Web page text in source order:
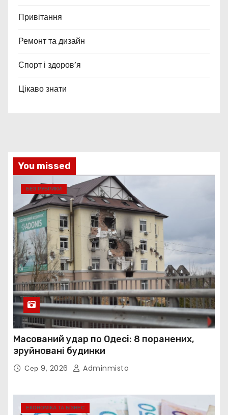
Привітання
Ремонт та дизайн
Спорт і здоров’я
Цікаво знати
You missed
БЕЗ РУБРИКИ
Масований удар по Одесі: 8 поранених,
зруйновані будинки
Сер 9, 2026 Adminmisto
ЕКОНОМІКА ТА БІЗНЕС